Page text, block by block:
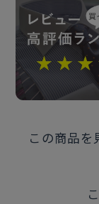
注意点
※天然皮革を
皮革の表面
ご注意くださ
することがあ
返品交換の
この商品を